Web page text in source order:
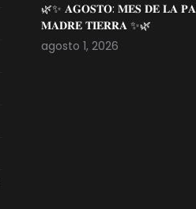
🌿✨ 𝐀𝐆𝐎𝐒𝐓𝐎: 𝐌𝐄𝐒 𝐃𝐄 𝐋𝐀
𝐌𝐀𝐃𝐑𝐄 𝐓𝐈𝐄𝐑𝐑𝐀 ✨🌿
agosto 1, 2026